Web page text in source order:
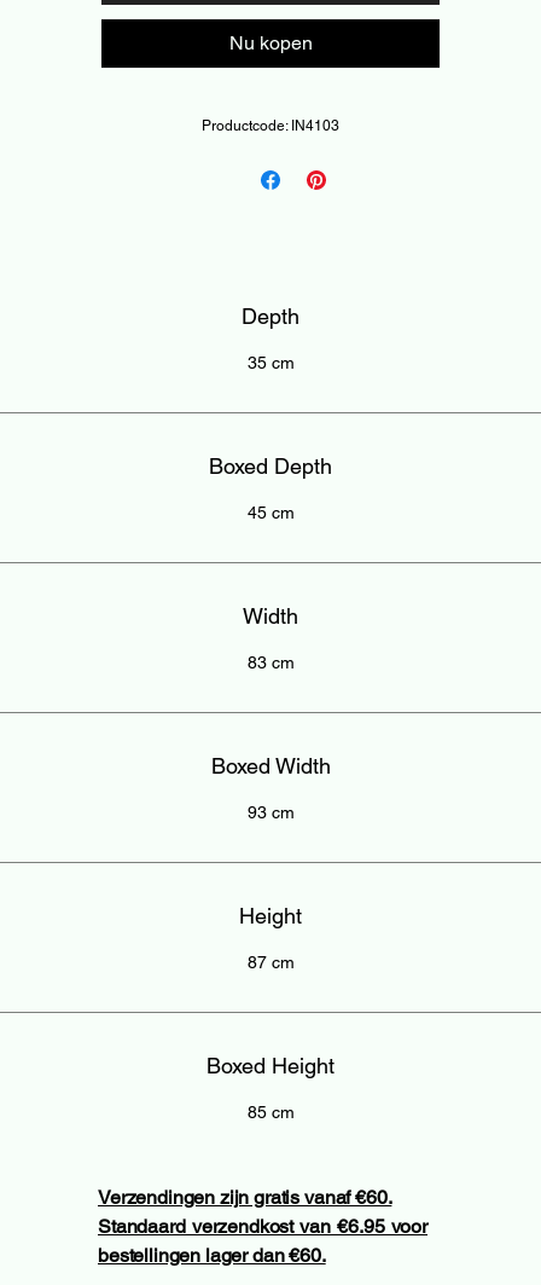
Nu kopen
Productcode: IN4103
Depth
35 cm
Boxed Depth
45 cm
Width
83 cm
Boxed Width
93 cm
Height
87 cm
Boxed Height
85 cm
Verzendingen zijn gratis vanaf €60.
Standaard verzendkost van €6.95 voor
bestellingen lager dan €60.